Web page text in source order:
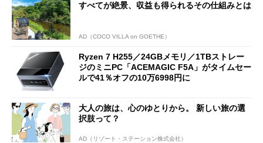
すべてが絶景、収益も得られるその仕組みとは
AD（COCO VILLA on GOETHE）
Ryzen 7 H255／24GBメモリ／1TBストレー
ジのミニPC「ACEMAGIC F5A」がタイムセー
ルで41％オフの10万6998円に
大人の旅は、心のゆとりから。 新しい旅の選
択肢って？
AD（リゾート・ステーション株式会社）